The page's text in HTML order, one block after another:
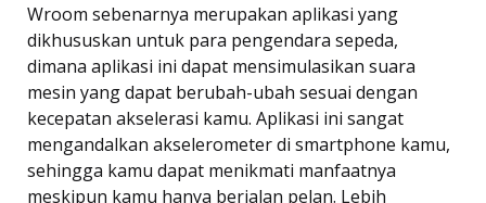
Wroom sebenarnya merupakan aplikasi yang
dikhususkan untuk para pengendara sepeda,
dimana aplikasi ini dapat mensimulasikan suara
mesin yang dapat berubah-ubah sesuai dengan
kecepatan akselerasi kamu. Aplikasi ini sangat
mengandalkan akselerometer di smartphone kamu,
sehingga kamu dapat menikmati manfaatnya
meskipun kamu hanya berjalan pelan. Lebih